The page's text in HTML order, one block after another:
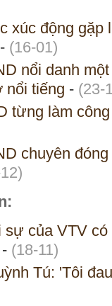
xúc động gặp
- (16-01)
nổi danh
nổi tiếng - (23-
từng làm
chuyên
sự của VTV
- (18-11)
Tú: 'Tôi